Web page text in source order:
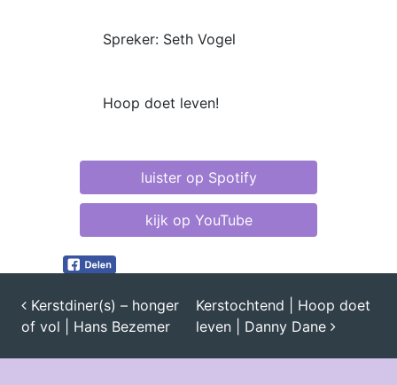
Spreker: Seth Vogel
Hoop doet leven!
luister op Spotify
kijk op YouTube
BERICHT NAVIGATIE
Kerstdiner(s) – honger
of vol | Hans Bezemer
Kerstochtend | Hoop doet
leven | Danny Dane